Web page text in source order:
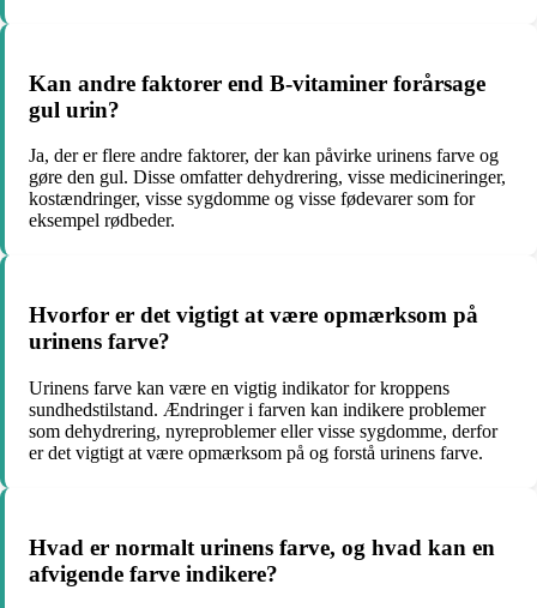
Kan andre faktorer end B-vitaminer forårsage
gul urin?
Ja, der er flere andre faktorer, der kan påvirke urinens farve og
gøre den gul. Disse omfatter dehydrering, visse medicineringer,
kostændringer, visse sygdomme og visse fødevarer som for
eksempel rødbeder.
Hvorfor er det vigtigt at være opmærksom på
urinens farve?
Urinens farve kan være en vigtig indikator for kroppens
sundhedstilstand. Ændringer i farven kan indikere problemer
som dehydrering, nyreproblemer eller visse sygdomme, derfor
er det vigtigt at være opmærksom på og forstå urinens farve.
Hvad er normalt urinens farve, og hvad kan en
afvigende farve indikere?